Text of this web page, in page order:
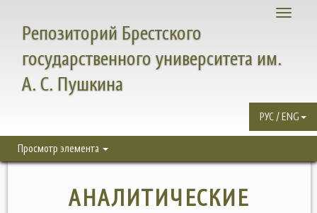
Toggle
Репозиторий Брестского
государственного университета им.
А. С. Пушкина
РУС / ENG
Просмотр элемента
АНАЛИТИЧЕСКИЕ